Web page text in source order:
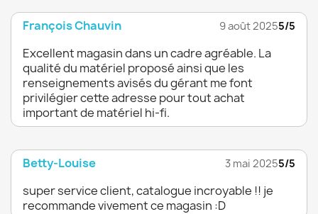
François Chauvin 9 août 20255/5
Excellent magasin dans un cadre agréable. La
qualité du matériel proposé ainsi que les
renseignements avisés du gérant me font
privilégier cette adresse pour tout achat
important de matériel hi-fi.
Betty-Louise 3 mai 20255/5
super service client, catalogue incroyable !! je
recommande vivement ce magasin :D